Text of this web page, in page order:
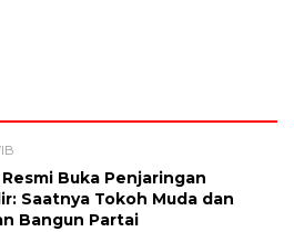
Buka Penjaringan
Saatnya Tokoh Muda dan
Bangun Partai